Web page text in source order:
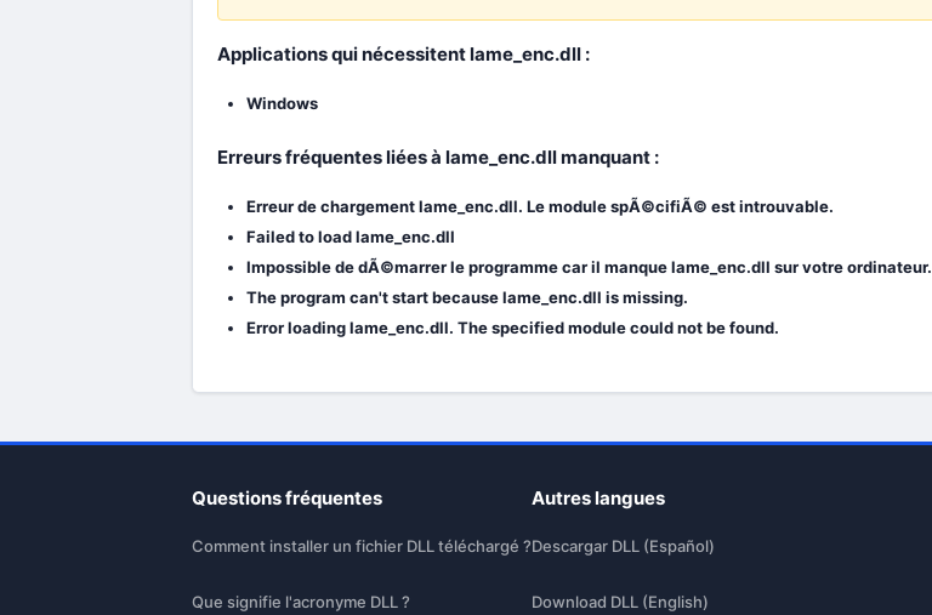
Applications qui nécessitent lame_enc.dll :
Windows
Erreurs fréquentes liées à lame_enc.dll manquant :
Erreur de chargement lame_enc.dll. Le module spÃ©cifiÃ© est introuvable.
Failed to load lame_enc.dll
Impossible de dÃ©marrer le programme car il manque lame_enc.dll sur votre ordinateur.
The program can't start because lame_enc.dll is missing.
Error loading lame_enc.dll. The specified module could not be found.
Questions fréquentes
Comment installer un fichier DLL téléchargé ?
Que signifie l'acronyme DLL ?
Autres langues
Descargar DLL (Español)
Download DLL (English)